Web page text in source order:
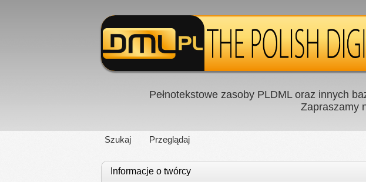
Pełnotekstowe zasoby PLDML oraz innych
Zapraszamy
Szukaj Przeglądaj
Informacje o twórcy